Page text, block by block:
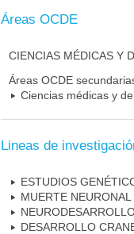
Áreas OCDE
CIENCIAS MÉDICAS Y
Áreas OCDE
Ciencias médicas y
Lineas de
ESTUDIOS
MUERTE
DESARROLLO